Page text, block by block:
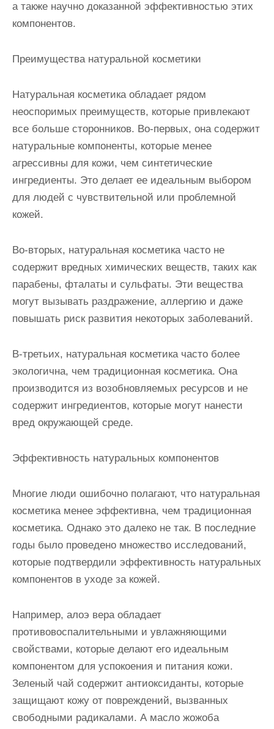
а также научно доказанной эффективностью этих
компонентов.
Преимущества натуральной косметики
Натуральная косметика обладает рядом
неоспоримых преимуществ, которые привлекают
все больше сторонников. Во-первых, она содержит
натуральные компоненты, которые менее
агрессивны для кожи, чем синтетические
ингредиенты. Это делает ее идеальным выбором
для людей с чувствительной или проблемной
кожей.
Во-вторых, натуральная косметика часто не
содержит вредных химических веществ, таких как
парабены, фталаты и сульфаты. Эти вещества
могут вызывать раздражение, аллергию и даже
повышать риск развития некоторых заболеваний.
В-третьих, натуральная косметика часто более
экологична, чем традиционная косметика. Она
производится из возобновляемых ресурсов и не
содержит ингредиентов, которые могут нанести
вред окружающей среде.
Эффективность натуральных компонентов
Многие люди ошибочно полагают, что натуральная
косметика менее эффективна, чем традиционная
косметика. Однако это далеко не так. В последние
годы было проведено множество исследований,
которые подтвердили эффективность натуральных
компонентов в уходе за кожей.
Например, алоэ вера обладает
противовоспалительными и увлажняющими
свойствами, которые делают его идеальным
компонентом для успокоения и питания кожи.
Зеленый чай содержит антиоксиданты, которые
защищают кожу от повреждений, вызванных
свободными радикалами. А масло жожоба